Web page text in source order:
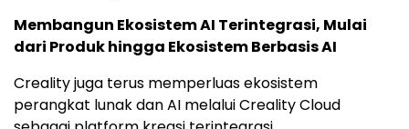
Membangun Ekosistem AI Terintegrasi, Mulai
dari Produk hingga Ekosistem Berbasis AI
Creality juga terus memperluas ekosistem
perangkat lunak dan AI melalui Creality Cloud